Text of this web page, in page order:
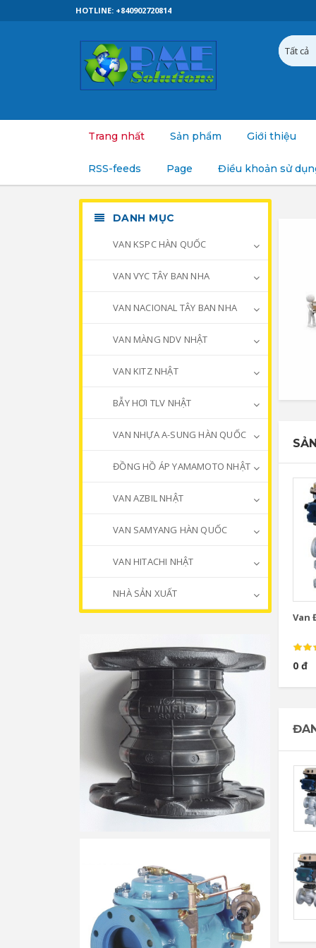
HOTLINE: +840902720814
Trang nhất Sản phẩm Giới thiệu
RSS-feeds Page Điều khoản sử
Van
0 đ
DANH MỤC
VAN KSPC HÀN QUỐC
VAN VYC TÂY BAN NHA
VAN NACIONAL TÂY BAN NHA
VAN MÀNG NDV NHẬT
VAN KITZ NHẬT
BẪY HƠI TLV NHẬT
VAN NHỰA A-SUNG HÀN QUỐC
ĐỒNG HỒ ÁP YAMAMOTO NHẬT
VAN AZBIL NHẬT
VAN SAMYANG HÀN QUỐC
VAN HITACHI NHẬT
NHÀ SẢN XUẤT